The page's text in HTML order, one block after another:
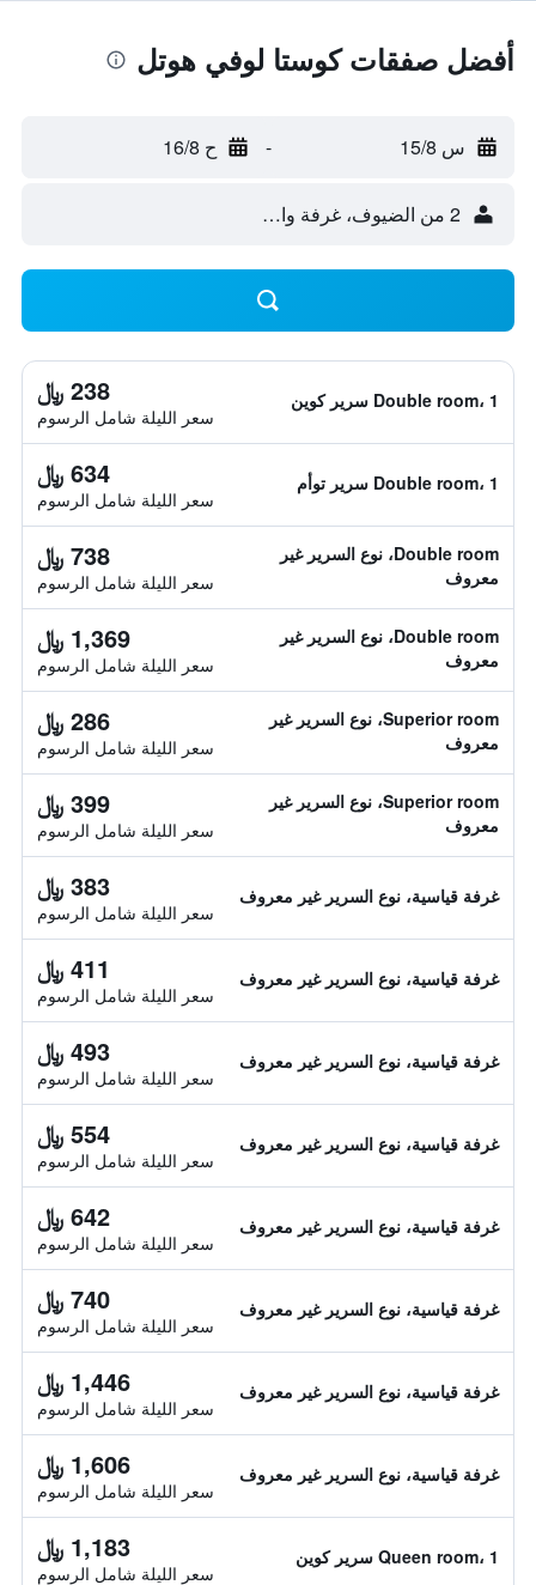
أفضل صفقات كوستا لوفي هوتل
س 15/8 - ح 16/8
2 من الضيوف، غرفة واحدة
Double room، 1 سرير كوين 238 ﷼
سعر الليلة شامل الرسوم
Double room، 1 سرير توأم 634 ﷼
سعر الليلة شامل الرسوم
Double room، نوع السرير غير
معروف
738 ﷼
سعر الليلة شامل الرسوم
Double room، نوع السرير غير
معروف
1,369 ﷼
سعر الليلة شامل الرسوم
Superior room، نوع السرير غير
معروف
286 ﷼
سعر الليلة شامل الرسوم
Superior room، نوع السرير غير
معروف
399 ﷼
سعر الليلة شامل الرسوم
غرفة قياسية، نوع السرير غير معروف 383 ﷼
سعر الليلة شامل الرسوم
غرفة قياسية، نوع السرير غير معروف 411 ﷼
سعر الليلة شامل الرسوم
غرفة قياسية، نوع السرير غير معروف 493 ﷼
سعر الليلة شامل الرسوم
غرفة قياسية، نوع السرير غير معروف 554 ﷼
سعر الليلة شامل الرسوم
غرفة قياسية، نوع السرير غير معروف 642 ﷼
سعر الليلة شامل الرسوم
غرفة قياسية، نوع السرير غير معروف 740 ﷼
سعر الليلة شامل الرسوم
غرفة قياسية، نوع السرير غير معروف 1,446 ﷼
سعر الليلة شامل الرسوم
غرفة قياسية، نوع السرير غير معروف 1,606 ﷼
سعر الليلة شامل الرسوم
Queen room، 1 سرير كوين 1,183 ﷼
سعر الليلة شامل الرسوم